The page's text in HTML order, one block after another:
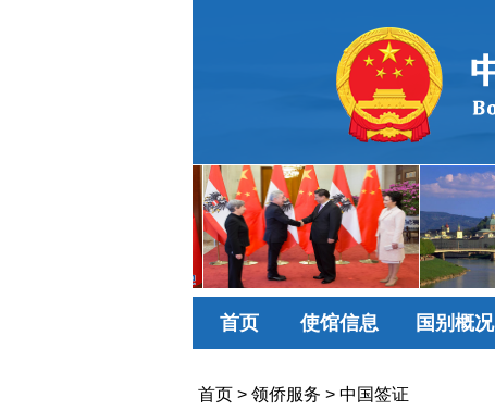
首页 使馆信息 国别概况
首页> 领侨服务 > 中国签证